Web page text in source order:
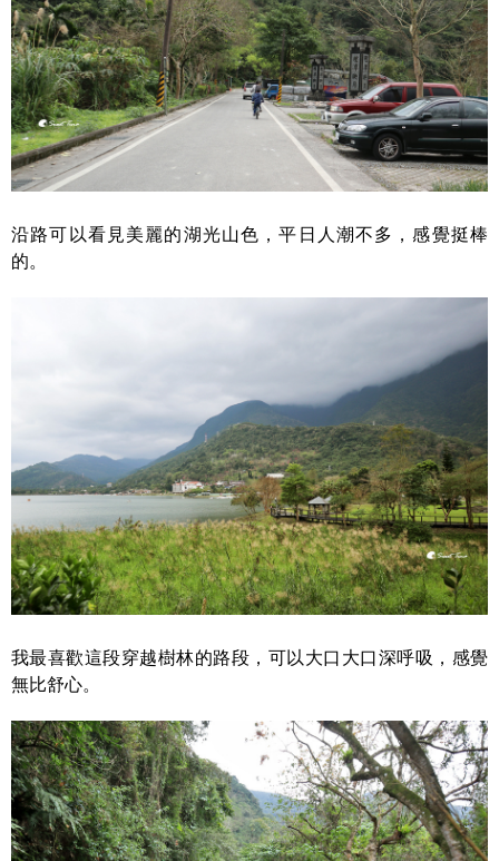
沿路可以看見美麗的湖光山色，平日人潮不多，感覺挺棒
的。
我最喜歡這段穿越樹林的路段，可以大口大口深呼吸，感覺
無比舒心。